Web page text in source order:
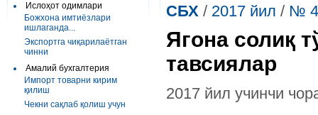
Ислоҳот одимлари
Божхона имтиёзлари
ишлаганда...
Экспортга чиқарилаётган
чинни
Амалий бухгалтерия
Импорт товарни кирим
қилиш
Чекни сақлаб қолиш учун
СБХ / 2017 йил / №
Ягона солиқ
тавсиялар
2017 йил учинчи